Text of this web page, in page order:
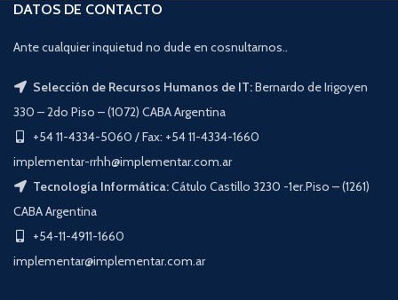
DATOS DE CONTACTO
Ante cualquier inquietud no dude en cosnultarnos..
Selección de Recursos Humanos de IT:Bernardo de Irigoyen
330 – 2do Piso – (1072) CABA Argentina
+54 11-4334-5060 / Fax: +54 11-4334-1660
implementar-rrhh@implementar.com.ar
Tecnología Informática:Cátulo Castillo 3230 -1er.Piso – (1261)
CABA Argentina
+54-11-4911-1660
implementar@implementar.com.ar